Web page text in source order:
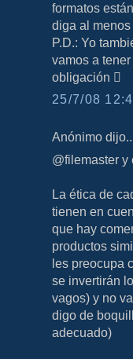
formatos
diga al
P.D.: Yo
vamos a
obligación 
25/7/08
Anónimo
@filemaster y
La ética de
tienen en
que hay
productos
les preocupa
se invertirán
vagos) y no
digo de
adecuado)